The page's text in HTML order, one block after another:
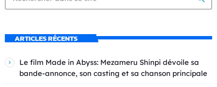
ARTICLES RÉCENTS
Le film Made in Abyss: Mezameru Shinpi dévoile sa
bande-annonce, son casting et sa chanson principale